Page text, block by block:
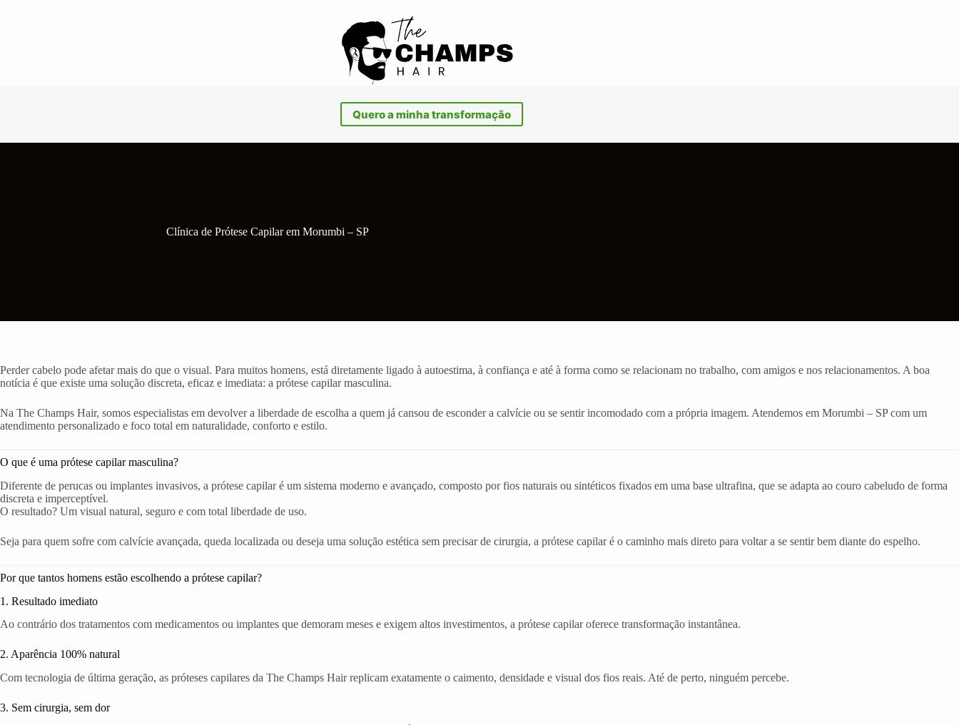
Quero a minha transformação
Clínica de Prótese Capilar em Morumbi – SP
Perder cabelo pode afetar mais do que o visual. Para muitos homens, está diretamente ligado à autoestima, à confiança e até à forma como se relacionam no trabalho, com amigos e nos relacionamentos. A boa
notícia é que existe uma solução discreta, eficaz e imediata: a prótese capilar masculina.
Na The Champs Hair, somos especialistas em devolver a liberdade de escolha a quem já cansou de esconder a calvície ou se sentir incomodado com a própria imagem. Atendemos em Morumbi – SP com um
atendimento personalizado e foco total em naturalidade, conforto e estilo.
O que é uma prótese capilar masculina?
Diferente de perucas ou implantes invasivos, a prótese capilar é um sistema moderno e avançado, composto por fios naturais ou sintéticos fixados em uma base ultrafina, que se adapta ao couro cabeludo de forma
discreta e imperceptível.
O resultado? Um visual natural, seguro e com total liberdade de uso.
Seja para quem sofre com calvície avançada, queda localizada ou deseja uma solução estética sem precisar de cirurgia, a prótese capilar é o caminho mais direto para voltar a se sentir bem diante do espelho.
Por que tantos homens estão escolhendo a prótese capilar?
1. Resultado imediato
Ao contrário dos tratamentos com medicamentos ou implantes que demoram meses e exigem altos investimentos, a prótese capilar oferece transformação instantânea.
2. Aparência 100% natural
Com tecnologia de última geração, as próteses capilares da The Champs Hair replicam exatamente o caimento, densidade e visual dos fios reais. Até de perto, ninguém percebe.
3. Sem cirurgia, sem dor